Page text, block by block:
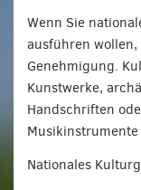
Wenn Sie
ausführen
Genehmigung.
Kunstwerke,
Handschriften
Nationales